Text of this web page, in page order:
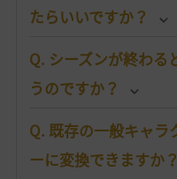
たらいいですか？
Q. シーズンが終わる
うのですか？
Q. 既存の一般キャラ
ーに変換できますか？